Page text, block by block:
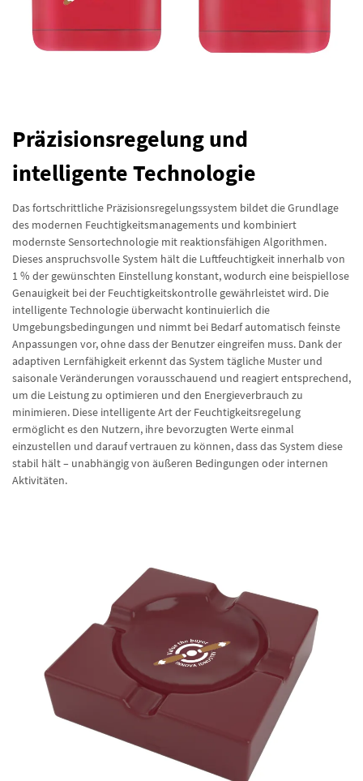
Präzisionsregelung und
intelligente Technologie
Das fortschrittliche Präzisionsregelungssystem bildet die Grundlage
des modernen Feuchtigkeitsmanagements und kombiniert
modernste Sensortechnologie mit reaktionsfähigen Algorithmen.
Dieses anspruchsvolle System hält die Luftfeuchtigkeit innerhalb von
1 % der gewünschten Einstellung konstant, wodurch eine beispiellose
Genauigkeit bei der Feuchtigkeitskontrolle gewährleistet wird. Die
intelligente Technologie überwacht kontinuierlich die
Umgebungsbedingungen und nimmt bei Bedarf automatisch feinste
Anpassungen vor, ohne dass der Benutzer eingreifen muss. Dank der
adaptiven Lernfähigkeit erkennt das System tägliche Muster und
saisonale Veränderungen vorausschauend und reagiert entsprechend,
um die Leistung zu optimieren und den Energieverbrauch zu
minimieren. Diese intelligente Art der Feuchtigkeitsregelung
ermöglicht es den Nutzern, ihre bevorzugten Werte einmal
einzustellen und darauf vertrauen zu können, dass das System diese
stabil hält – unabhängig von äußeren Bedingungen oder internen
Aktivitäten.